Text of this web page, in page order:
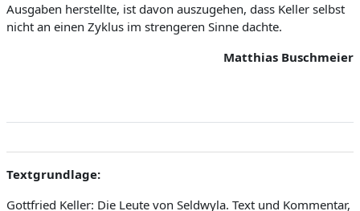
Ausgaben herstellte, ist davon auszugehen, dass Keller selbst
nicht an einen Zyklus im strengeren Sinne dachte.
Matthias Buschmeier
Textgrundlage:
Gottfried Keller: Die Leute von Seldwyla. Text und Kommentar,